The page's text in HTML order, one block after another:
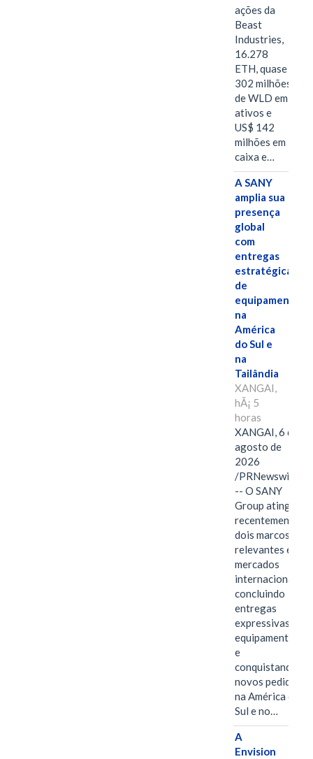
ações da
Beast
Industries,
16.278
ETH, quase
302 milhões
de WLD em
ativos e
US$ 142
milhões em
caixa e…
A SANY
amplia sua
presença
global
com
entregas
estratégicas
de
equipamentos
na
América
do Sul e
na
Tailândia
XANGAI,
hÃ¡ 5
horas
XANGAI, 6 de
agosto de
2026
/PRNewswire/
-- O SANY
Group atingiu
recentemente
dois marcos
relevantes em
mercados
internacionais,
concluindo
entregas
expressivas de
equipamentos
e
conquistando
novos pedidos
na América do
Sul e no…
A
Envision